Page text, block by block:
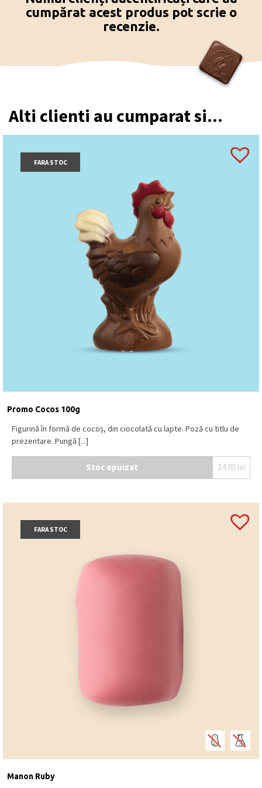
cumpărat acest produs pot scrie o
recenzie.
Alti clienti au cumparat si...
FARA STOC
Promo Cocos 100g
Figurină în formă de cocoș, din ciocolată cu lapte. Poză cu titlu de
prezentare. Pungă [...]
Stoc epuizat 34.00 lei
FARA STOC
Manon Ruby